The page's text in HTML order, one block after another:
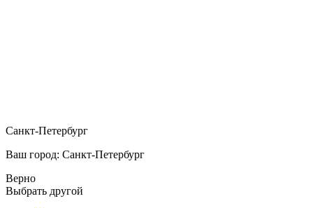
Санкт-Петербург
Ваш город: Санкт-Петербург
Верно
Выбрать другой